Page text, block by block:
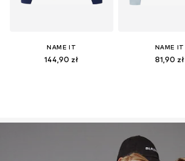
NAME IT
144,90 zł
NAME IT
81,90 zł